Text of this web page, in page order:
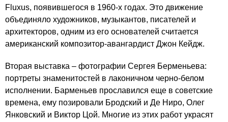
Fluxus, появившегося в 1960-х годах. Это движение
объединяло художников, музыкантов, писателей и
архитекторов, одним из его основателей считается
американский композитор-авангардист Джон Кейдж.
Вторая выставка – фотографии Сергея Берменьева:
портреты знаменитостей в лаконичном черно-белом
исполнении. Барменьев прославился еще в советские
времена, ему позировали Бродский и Де Ниро, Олег
Янковский и Виктор Цой. Многие из этих работ украсят